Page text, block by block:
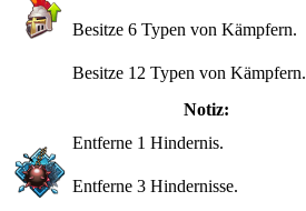
Besitze 6 Typen von Kämpfern.
Besitze 12 Typen von Kämpfern.
Notiz:
Entferne 1 Hindernis.
Entferne 3 Hindernisse.